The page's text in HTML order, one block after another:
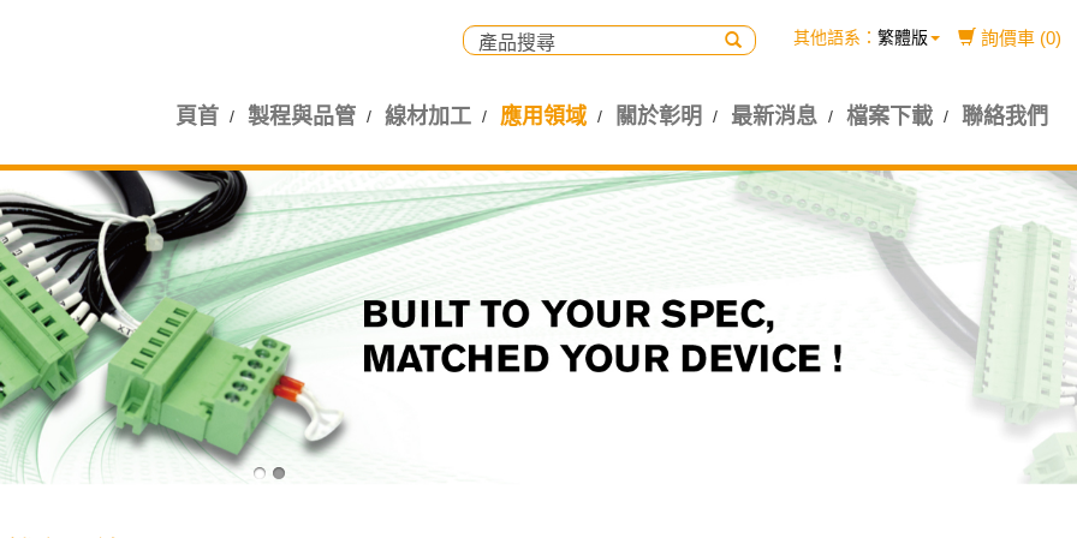
詢價車 (0)
其他語系： 繁體版
頁首 製程與品管 線材加工 應用領域 關於彰明 最新消息 檔案下載 聯絡我們